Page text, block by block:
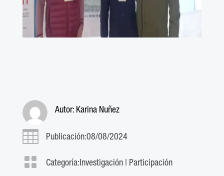
Autor: Karina Nuñez
 Publicación:08/08/2024
 Categoría: Investigación| Participación